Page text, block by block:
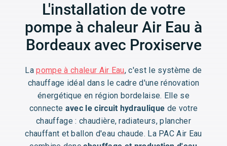
L'installation de votre
pompe à chaleur Air Eau à
Bordeaux avec Proxiserve
Lapompe à chaleur Air Eau, c'est le système de
chauffage idéal dans le cadre d'une rénovation
énergétique en région bordelaise. Elle se
connecte avec le circuit hydraulique de votre
chauffage : chaudière, radiateurs, plancher
chauffant et ballon d'eau chaude. La PAC Air Eau